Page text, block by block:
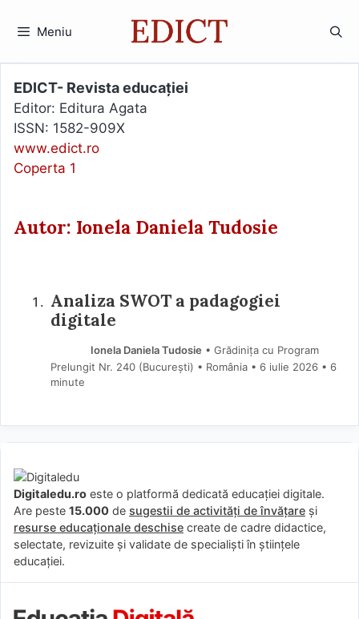
Meniu
EDICT- Revista educației
Editor: Editura Agata
ISSN: 1582-909X
www.edict.ro
Coperta 1
Autor: Ionela Daniela Tudosie
Analiza SWOT a padagogiei
digitale
Ionela Daniela Tudosie • Grădinița cu Program
Prelungit Nr. 240 (Bucureşti) • România
6 iulie 2026 • 6
minute
Digitaledu.ro este o platformă dedicată educației digitale.
Are peste 15.000 de sugestii de activități de învățare și
resurse educaționale deschise create de cadre didactice,
selectate, revizuite și validate de specialiști în științele
educației.